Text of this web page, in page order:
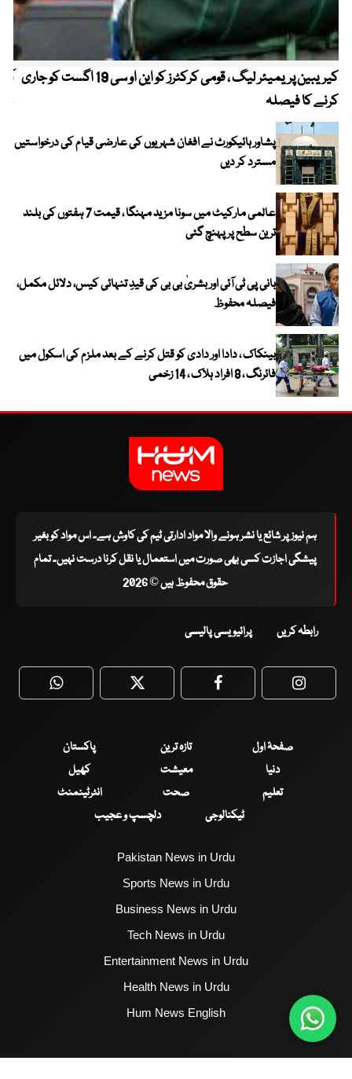
کیریبین پریمیئر لیگ ، قومی کرکٹرز کو این او سی 19 اگست کو جاری
کرنے کا فیصلہ
پشاور ہائیکورٹ نے افغان شہریوں کی عارضی قیام کی درخواستیں
مسترد کر دیں
عالمی مارکیٹ میں سونا مزید مہنگا ، قیمت 7 ہفتوں کی بلند
ترین سطح پر پہنچ گئی
بانی پی ٹی آئی اور بشریٰ بی بی کی قیدِ تنہائی کیس، دلائل مکمل،
فیصلہ محفوظ
بینکاک ، دادا اور دادی کو قتل کرنے کے بعد ملزم کی اسکول میں
فائرنگ ، 8 افراد ہلاک ، 14 زخمی
ہم نیوز پر شائع یا نشر ہونے والا مواد ادارتی ٹیم کی کاوش ہے۔ اس مواد کو بغیر
پیشگی اجازت کسی بھی صورت میں استعمال یا نقل کرنا درست نہیں۔ تمام
حقوق محفوظ ہیں © 2026
رابطہ کریں پرائیویسی پالیسی
WhatsApp Twitter Facebook
صفحۂ اول تازہ ترین
پاکستان
دنیا
معیشت
کھیل
تعلیم
صحت
انٹرٹینمنٹ
ٹیکنالوجی
دلچسپ و عجیب
Pakistan News in Urdu
Sports News in Urdu
Business News in Urdu
Tech News in Urdu
Entertainment News in Urdu
Health News in Urdu
Hum News English